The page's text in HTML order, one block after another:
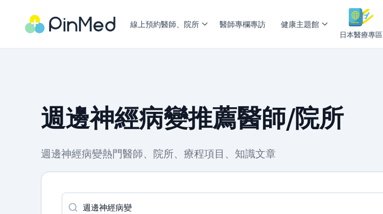
線上預約醫師、院所 醫師專欄專訪 健康主題館
日本醫療專區
週邊神經病變推薦醫師/院所
週邊神經病變熱門醫師、院所、療程項目、知識文章